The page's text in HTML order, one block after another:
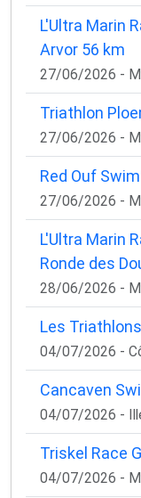
L'Ultra Marin
Arvor 56 km
27/06/2026 -
Triathlon
27/06/2026 -
Red Ouf
27/06/2026 -
L'Ultra Marin
Ronde des
28/06/2026 -
Les
04/07/2026 -
Cancaven
04/07/2026 -
Triskel Race
04/07/2026 -